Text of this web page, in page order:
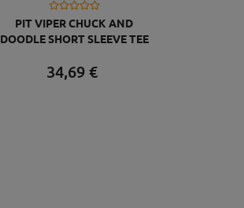
PIT VIPER CHUCK AND
DOODLE SHORT SLEEVE TEE
34,69€